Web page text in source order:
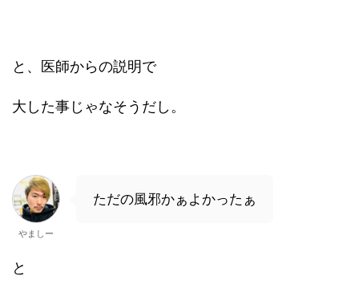
と、医師からの説明で
大した事じゃなそうだし。
やましー
ただの風邪かぁよかったぁ
と